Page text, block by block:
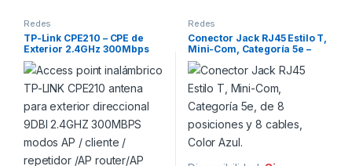
Redes
TP-Link CPE210 – CPE de
Exterior 2.4GHz 300Mbps
9dBi
Redes
Conector Jack RJ45 Estilo T,
Mini-Com, Categoría 5e –
Azul